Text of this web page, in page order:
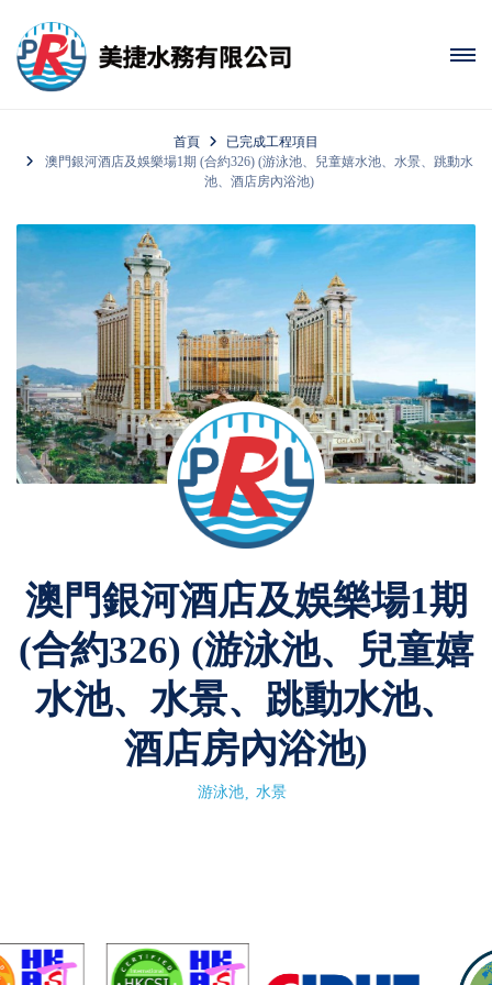
首頁
已完成工程項目
澳門銀河酒店及娛樂場1期 (合約326) (游泳池、兒童嬉水池、水景、跳動水
池、酒店房內浴池)
澳門銀河酒店及娛樂場1期
(合約326) (游泳池、兒童嬉
水池、水景、跳動水池、
酒店房內浴池)
游泳池 水景